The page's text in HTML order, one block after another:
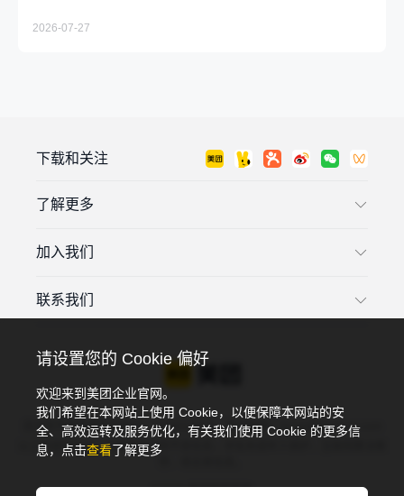
2026-07-27
请设置您的 Cookie 偏好
欢迎来到美团企业官网。
我们希望在本网站上使用 Cookie，以便保障本网站的安
全、高效运转及服务优化，有关我们使用 Cookie 的更多信
息，点击查看了解更多
了解更多
加入我们
联系我们
下载和关注
违法和不良信息投诉电话：4006018900，投诉邮箱：tousu@meituan.com
以上渠道可投诉：互联网违法和不良信息，涉及未成年人保护、互联网算法推
©2026 美团版权所有